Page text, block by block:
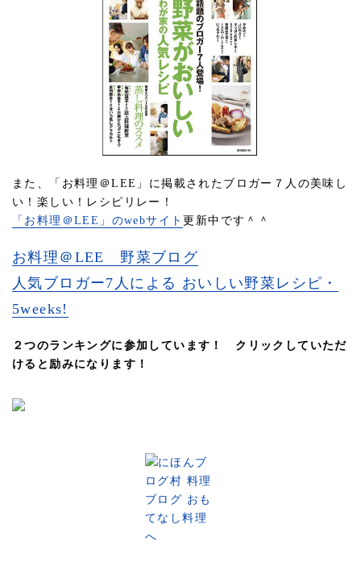
また、「お料理＠LEE」に掲載されたブロガー７人の美味し
い！楽しい！レシピリレー！
「お料理＠LEE」のwebサイト更新中です＾＾
お料理＠LEE 野菜ブログ
人気ブロガー7人による おいしい野菜レシピ・
5weeks!
２つのランキングに参加しています！ クリックしていただ
けると励みになります！